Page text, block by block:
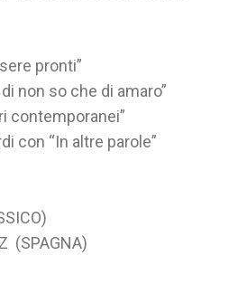
pronti”
non so che di amaro”
contemporanei”
con “In altre parole”
(SPAGNA)